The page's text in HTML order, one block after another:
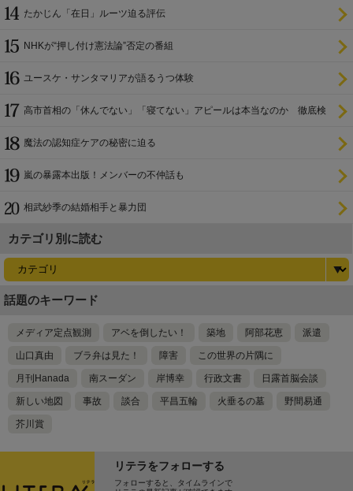
たかじん「在日」ルーツ迫る評伝
NHKが“押し付け憲法論”否定の番組
ユースケ・サンタマリアが語るうつ体験
高市首相の「休んでない」「寝てない」アピールは本当なのか 徹底検
魔法の認知症ケアの秘密に迫る
嵐の暴露本出版！メンバーの不仲話も
相武紗季の結婚相手と暴力団
カテゴリ別に読む
話題のキーワード
メディア定点観測 アベを倒したい！ 築地 阿部花恵 派遣
山口真由 ブラ弁は見た！ 障害 この世界の片隅に
月刊Hanada 南スーダン 岸博幸 行政文書 日露首脳会談
新しい地図 事故 談合 平昌五輪 火垂るの墓 野間易通
芥川賞
リテラをフォローする
フォローすると、タイムラインで